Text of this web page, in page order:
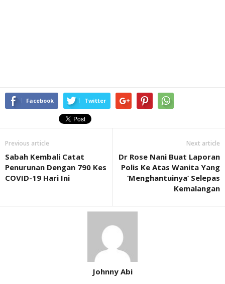
Facebook Twitter
Previous article
Sabah Kembali Catat
Penurunan Dengan 790 Kes
COVID-19 Hari Ini
Next article
Dr Rose Nani Buat Laporan
Polis Ke Atas Wanita Yang
‘Menghantuinya’ Selepas
Kemalangan
Johnny Abi